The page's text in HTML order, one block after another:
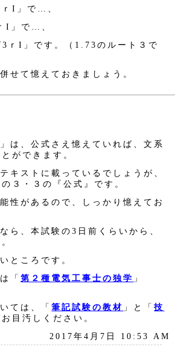
ｒI」で…、
I」で…、
ｒI」です。（1.73のルート３で
せて憶えておきましょう。
は、公式さえ憶えていれば、文系
ができます。
キストに載っているでしょうが、
３・３の『公式』です。
性があるので、しっかり憶えてお
ら、本試験の3日前くらいから、
ところです。
「第２種電気工事士の独学 」
ては、「筆記試験の教材 」と「技
お目汚しください。
2017年4月7日 10:53 AM